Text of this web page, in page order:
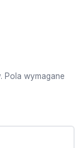
Pola wymagane